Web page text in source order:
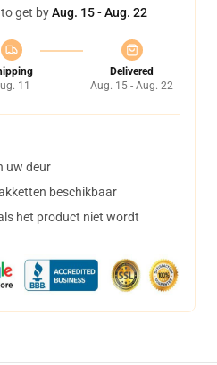
get byAug. 15 - Aug. 22
11
Delivered
Aug. 15 - Aug. 22
uw deur
beschikbaar
het product niet wordt